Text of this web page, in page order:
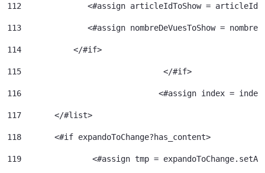
112
<#assign articleIdToShow =
113
<#assign nombreDeVuesToShow =
114
           </#if>
115
				 </#if>
116
<#assign index =
117
	  </#list>
118
	  <#if expandoToChange?has_content>
119